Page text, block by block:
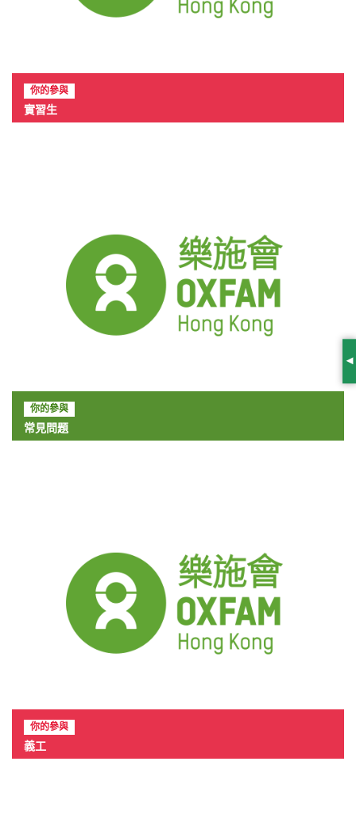
你的參與
實習生
你的參與
常見問題
你的參與
義工